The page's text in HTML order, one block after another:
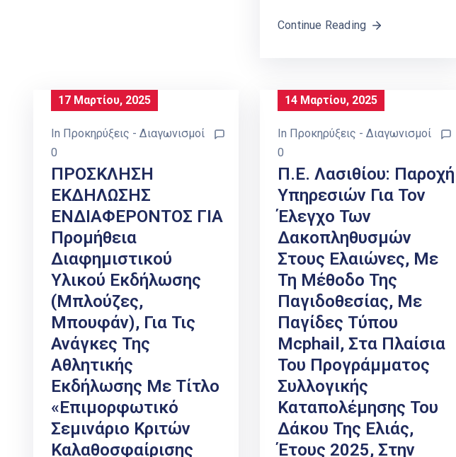
Continue Reading
17 Μαρτίου, 2025
In Προκηρύξεις - Διαγωνισμοί
0
ΠΡΟΣΚΛΗΣΗ
ΕΚΔΗΛΩΣΗΣ
ΕΝΔΙΑΦΕΡΟΝΤΟΣ ΓΙΑ
Προμήθεια
Διαφημιστικού
Υλικού Εκδήλωσης
(μπλούζες,
Μπουφάν), Για Τις
Ανάγκες Της
Αθλητικής
Εκδήλωσης Με Τίτλο
«Επιμορφωτικό
Σεμινάριο Κριτών
Καλαθοσφαίρισης
14 Μαρτίου, 2025
In Προκηρύξεις - Διαγωνισμοί
0
Π.Ε. Λασιθίου: Παροχή
Υπηρεσιών Για Τον
Έλεγχο Των
Δακοπληθυσμών
Στους Ελαιώνες, Με
Τη Μέθοδο Της
Παγιδοθεσίας, Με
Παγίδες Τύπου
Mcphail, Στα Πλαίσια
Του Προγράμματος
Συλλογικής
Καταπολέμησης Του
Δάκου Της Ελιάς,
Έτους 2025, Στην